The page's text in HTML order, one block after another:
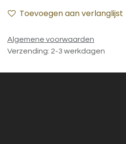
Toevoegen aan verlanglijst
Algemene voorwaarden
Verzending: 2-3 werkdagen